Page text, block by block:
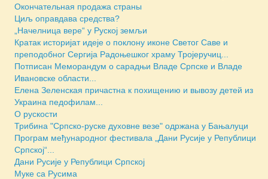
Окончательная продажа страны
Циљ оправдава средства?
„Начелница вере“ у Руској земљи
Кратак историјат идеје о поклону иконе Светог Саве и
преподобног Сергија Радоњешког храму Тројеручиц...
Потписан Меморандум о сарадњи Владе Српске и Владе
Ивановске области...
Елена Зеленская причастна к похищению и вывозу детей из
Украина педофилам...
О рускости
Трибина "Српско-руске духовне везе" одржана у Бањалуци
Програм међународног фестивала „Дани Русије у Републици
Српској“...
Дани Русије у Републици Српској
Муке са Русима